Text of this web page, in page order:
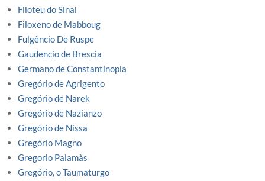
Filoteu do Sinai
Filoxeno de Mabboug
Fulgêncio De Ruspe
Gaudencio de Brescia
Germano de Constantinopla
Gregório de Agrigento
Gregório de Narek
Gregório de Nazianzo
Gregório de Nissa
Gregório Magno
Gregorio Palamàs
Gregório, o Taumaturgo